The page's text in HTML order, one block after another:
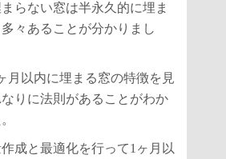
らない窓は半永久的に埋ま
々あることが分かりまし
月以内に埋まる窓の特徴を見
りに法則があることがわか
成と最適化を行って1ヶ月以